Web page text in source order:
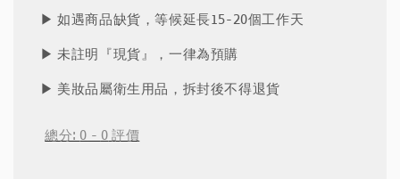
▶︎ 如遇商品缺貨，等候延長15-20個工作天
▶︎ 未註明『現貨』，一律為預購
▶︎ 美妝品屬衛生用品，拆封後不得退貨
總分:0-0評價